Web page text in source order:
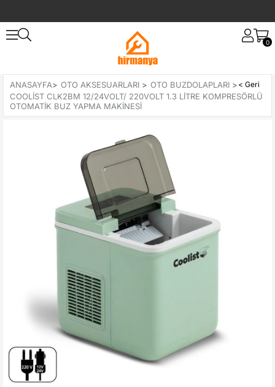
0
ANASAYFA> OTO AKSESUARLARI > OTO BUZDOLAPLARI >
COOLIST CLK2BM 12/24VOLT/ 220VOLT 1.3 LITRE KOMPRESÖRLÜ
OTOMATIK BUZ YAPMA MAKINESI